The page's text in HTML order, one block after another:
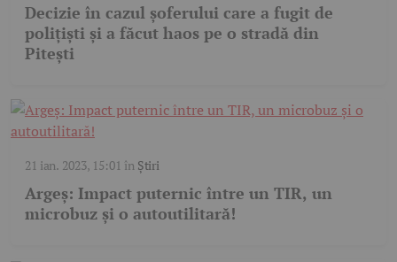
Decizie în cazul șoferului care a fugit de
polițiști și a făcut haos pe o stradă din
Pitești
21 ian. 2023, 15:01 în Știri
Argeș: Impact puternic între un TIR, un
microbuz și o autoutilitară!